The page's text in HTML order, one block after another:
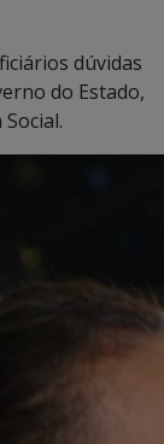
dúvidas
do Estado,